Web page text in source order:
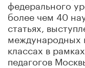
федерального
более чем 40
статьях,
международных
классах в
педагогов